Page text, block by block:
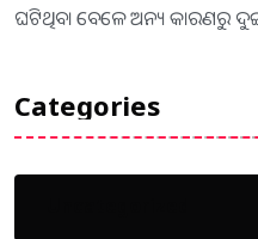
ଘଟିଥିବା ବେଳେ ଅନ୍ୟ କାରଣରୁ
Categories